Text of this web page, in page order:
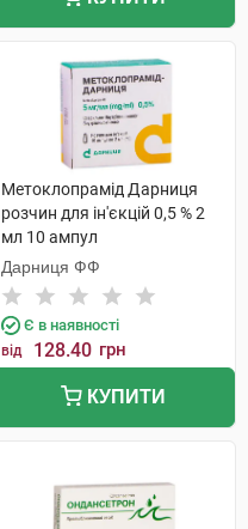
Метоклопрамід Дарниця
розчин для ін'єкцій 0,5 % 2
мл 10 ампул
Дарниця ФФ
Є в наявності
від 128.40 грн
КУПИТИ